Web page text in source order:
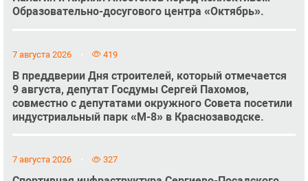
Образовательно-досугового центра «Октябрь».
7 августа 2026 419
В преддверии Дня строителей, который отмечается
9 августа, депутат Госдумы Сергей Пахомов,
совместно с депутатами окружного Совета посетили
индустриальный парк «М-8» в Краснозаводске.
7 августа 2026 327